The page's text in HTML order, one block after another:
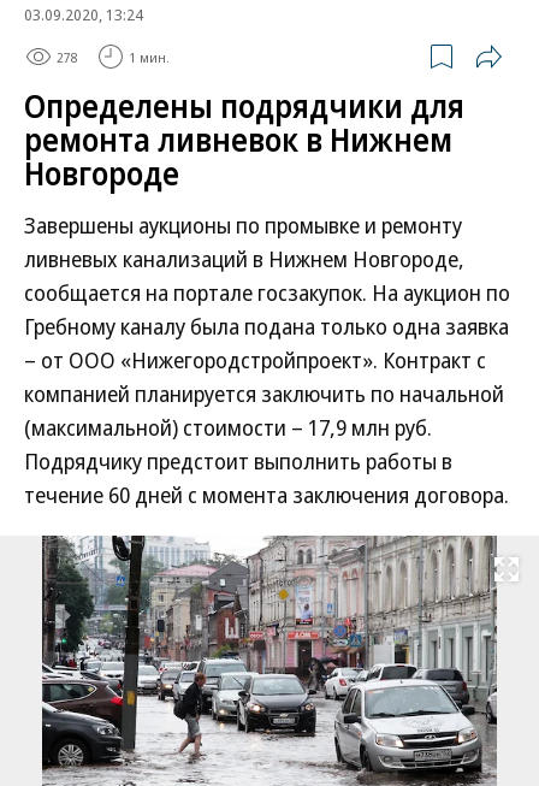
03.09.2020, 13:24
278 1 мин.
Определены подрядчики для
ремонта ливневок в Нижнем
Новгороде
Завершены аукционы по промывке и ремонту
ливневых канализаций в Нижнем Новгороде,
сообщается на портале госзакупок. На аукцион по
Гребному каналу была подана только одна заявка
– от ООО «Нижегородстройпроект». Контракт с
компанией планируется заключить по начальной
(максимальной) стоимости – 17,9 млн руб.
Подрядчику предстоит выполнить работы в
течение 60 дней с момента заключения договора.
Развернуть